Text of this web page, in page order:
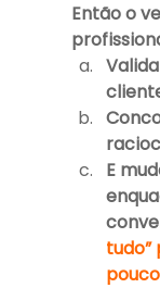
Então o
E
tudo”